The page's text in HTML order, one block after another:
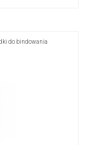
do bindowania